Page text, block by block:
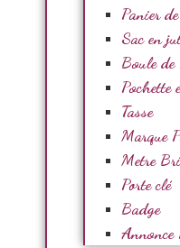
Panier
Sac en
Boule de
Pochette
Tasse
Marque
Metre
Porte clé
Badge